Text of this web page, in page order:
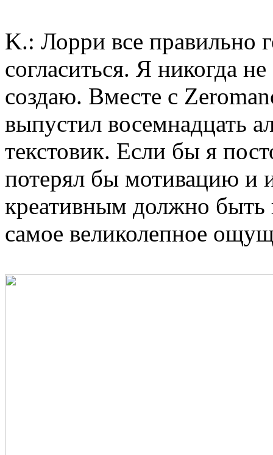
K.: Лорри все правильно
согласиться. Я никогда
создаю. Вместе с
выпустил восемнадцать
текстовик. Если бы я
потерял бы мотивацию и
креативным должно быть
самое великолепное